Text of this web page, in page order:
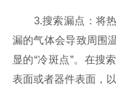
3.搜索漏点：将热
漏的气体会导致周围
显的“冷斑点”。在搜
表面或者器件表面，